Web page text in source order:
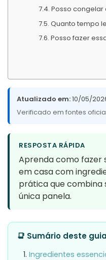
Posso congelar
Quanto tempo
Posso fazer
Atualizado em:10/05/
Verificado em fontes
RESPOSTA RÁPIDA
Aprenda como fazer
em casa com
prática que
única panela.
📑 Sumário deste guia
Ingredientes